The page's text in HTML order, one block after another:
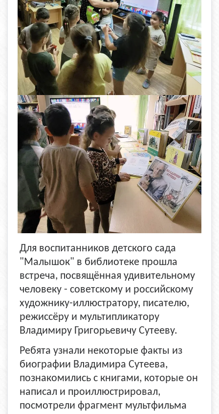
Для воспитанников детского сада
"Малышок" в библиотеке прошла
встреча, посвящённая удивительному
человеку - советскому и российскому
художнику-иллюстратору, писателю,
режиссёру и мультипликатору
Владимиру Григорьевичу Сутееву.
Ребята узнали некоторые факты из
биографии Владимира Сутеева,
познакомились с книгами, которые он
написал и проиллюстрировал,
посмотрели фрагмент мультфильма